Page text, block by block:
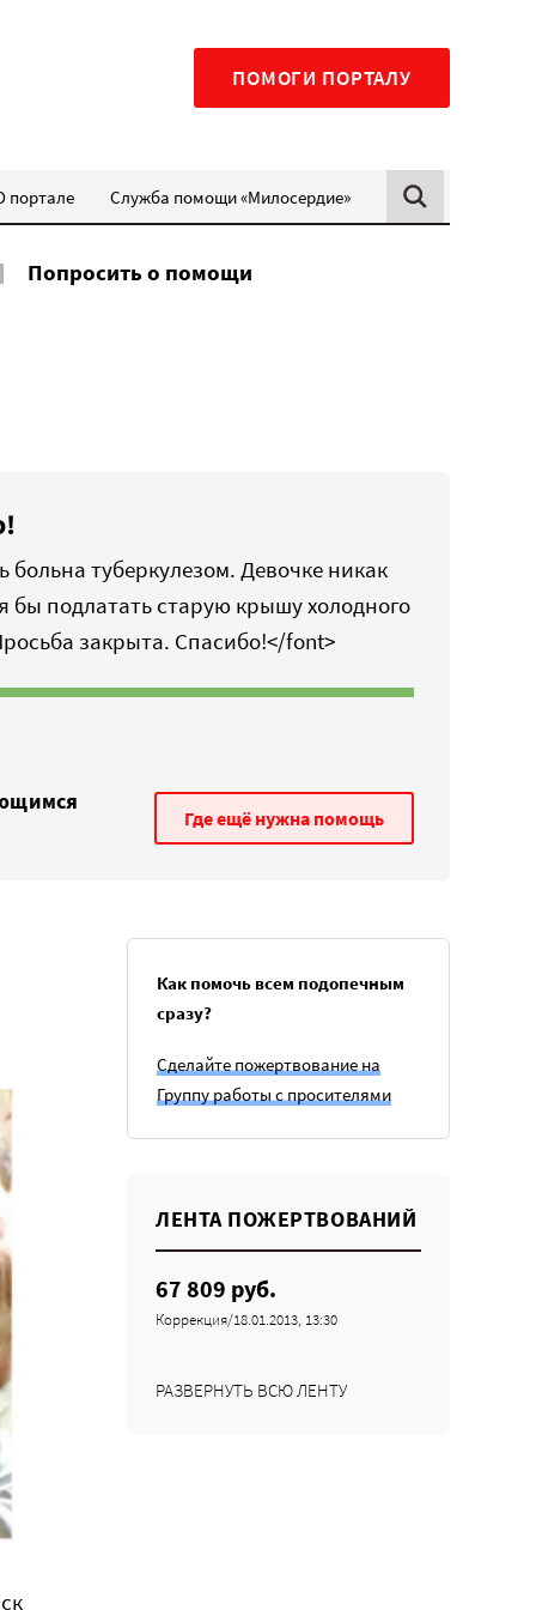
ПОМОГИ ПОРТАЛУ
портале Служба помощи «Милосердие»
Попросить о помощи
туберкулезом. Девочке никак
бы подлатать старую крышу холодного
закрыта. Спасибо!</font>
Где ещё нужна помощь
Как помочь всем подопечным
сразу?
Сделайте пожертвование на
Группу работы с просителями
ЛЕНТА ПОЖЕРТВОВАНИЙ
67 809 руб.
Коррекция/18.01.2013, 13:30
РАЗВЕРНУТЬ ВСЮ ЛЕНТУ